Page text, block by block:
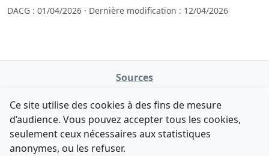
DACG : 01/04/2026 · Dernière modification : 12/04/2026
Sources
data.gouv.fr
Legifrance - API
Contact
Comment avez-vous découvert NATINFo ?
Une courte réponse suffit (500 caractères max).
Ce site utilise des cookies à des fins de mesure
d’audience. Vous pouvez accepter tous les cookies,
seulement ceux nécessaires aux statistiques
anonymes, ou les refuser.